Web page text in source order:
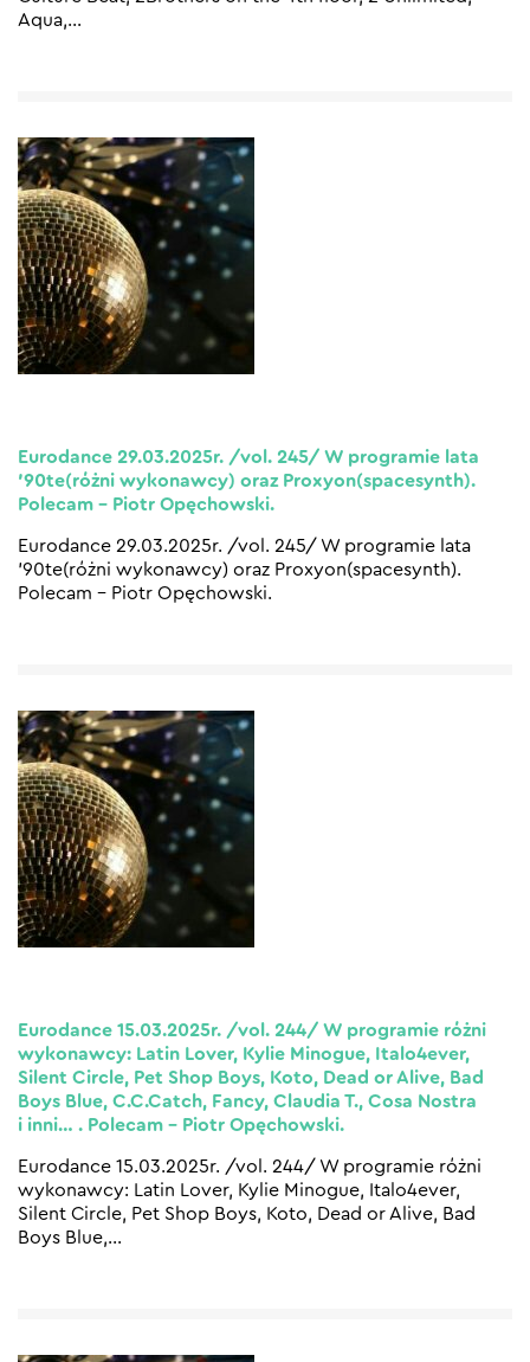
Aqua,…
Eurodance 29.03.2025r. /vol. 245/ W programie lata
’90te(różni wykonawcy) oraz Proxyon(spacesynth).
Polecam – Piotr Opęchowski.
Eurodance 29.03.2025r. /vol. 245/ W programie lata
’90te(różni wykonawcy) oraz Proxyon(spacesynth).
Polecam – Piotr Opęchowski.
Eurodance 15.03.2025r. /vol. 244/ W programie różni
wykonawcy: Latin Lover, Kylie Minogue, Italo4ever,
Silent Circle, Pet Shop Boys, Koto, Dead or Alive, Bad
Boys Blue, C.C.Catch, Fancy, Claudia T., Cosa Nostra
i inni… . Polecam – Piotr Opęchowski.
Eurodance 15.03.2025r. /vol. 244/ W programie różni
wykonawcy: Latin Lover, Kylie Minogue, Italo4ever,
Silent Circle, Pet Shop Boys, Koto, Dead or Alive, Bad
Boys Blue,…